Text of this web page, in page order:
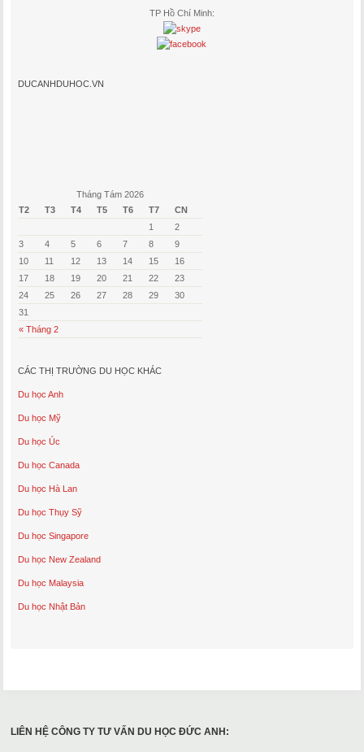
TP Hồ Chí Minh:
DUCANHDUHOC.VN
Tháng Tám 2026
T2
T3 T4 T5 T6 T7 CN
« Tháng 2
1
2
3
4 5 6 7 8
9
10
11 12 13 14 15
16
17
18 19 20 21 22
23
24
25 26 27 28 29
30
31
CÁC THỊ TRƯỜNG DU HỌC KHÁC
Du học Anh
Du học Mỹ
Du học Úc
Du học Canada
Du học Hà Lan
Du học Thụy Sỹ
Du học Singapore
Du học New Zealand
Du học Malaysia
Du học Nhật Bản
LIÊN HỆ CÔNG TY TƯ VẤN DU HỌC ĐỨC ANH: